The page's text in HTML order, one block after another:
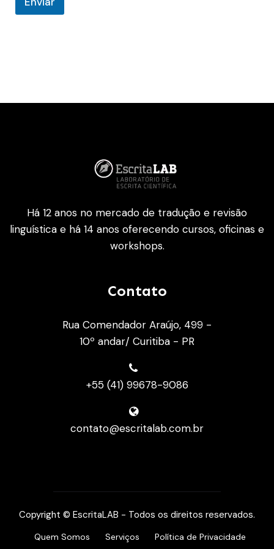
Há 12 anos no mercado de tradução e revisão
linguística e há 14 anos oferecendo cursos, oficinas e
workshops.
Contato
Rua Comendador Araújo, 499 -
10º andar/ Curitiba - PR
+55 (41) 99678-9086
contato@escritalab.com.br
Copyright © EscritaLAB - Todos os direitos reservados.
Quem Somos Serviços Política de Privacidade